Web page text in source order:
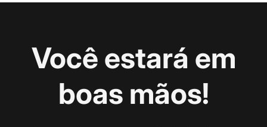
Você estará em
boas mãos!